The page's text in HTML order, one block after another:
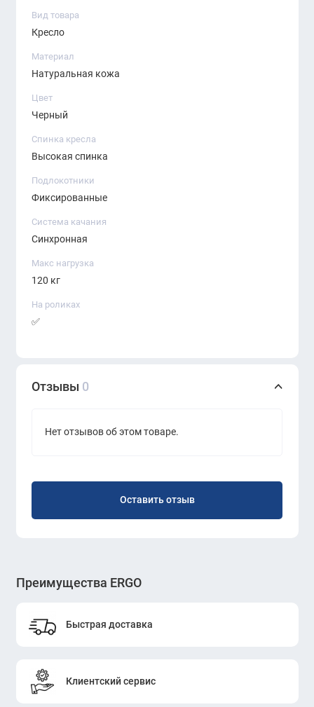
Мы предлагаем лучшие решения для
руководителей, быструю доставку и
персональный подход к каждому клиенту.
Вид товара
Кресло
Материал
Натуральная кожа
Цвет
Черный
Спинка кресла
Высокая спинка
Подлокотники
Фиксированные
Система качания
Синхронная
Макс нагрузка
120 кг
На роликах
✅
Отзывы 0
Нет отзывов об этом товаре.
Оставить отзыв
Преимущества ERGO
Быстрая доставка
Клиентский сервис